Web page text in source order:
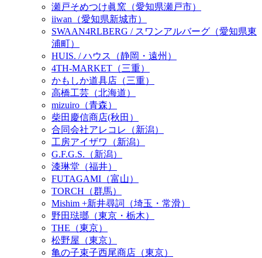
瀬戸そめつけ眞窯（愛知県瀬戸市）
iiwan（愛知県新城市）
SWAAN4RLBERG / スワンアルバーグ（愛知県東
浦町）
HUIS. / ハウス（静岡・遠州）
4TH-MARKET（三重）
かもしか道具店（三重）
高橋工芸（北海道）
mizuiro（青森）
柴田慶信商店(秋田）
合同会社アレコレ（新潟）
工房アイザワ（新潟）
G.F.G.S.（新潟）
漆琳堂（福井）
FUTAGAMI（富山）
TORCH（群馬）
Mishim +新井尋詞（埼玉・常滑）
野田琺瑯（東京・栃木）
THE（東京）
松野屋（東京）
亀の子束子西尾商店（東京）